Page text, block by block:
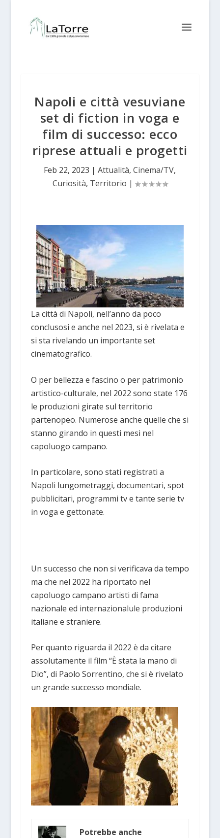
Napoli e città vesuviane
set di fiction in voga e
film di successo: ecco
riprese attuali e progetti
Feb 22, 2023 |Attualità,Cinema/TV,
Curiosità, Territorio |
La città di Napoli, nell’anno da poco
conclusosi e anche nel 2023, si è rivelata e
si sta rivelando un importante set
cinematografico.
O per bellezza e fascino o per patrimonio
artistico-culturale, nel 2022 sono state 176
le produzioni girate sul territorio
partenopeo. Numerose anche quelle che si
stanno girando in questi mesi nel
capoluogo campano.
In particolare, sono stati registrati a
Napoli lungometraggi, documentari, spot
pubblicitari, programmi tv e tante serie tv
in voga e gettonate.
Un successo che non si verificava da tempo
ma che nel 2022 ha riportato nel
capoluogo campano artisti di fama
nazionale ed internazionalule produzioni
italiane e straniere.
Per quanto riguarda il 2022 è da citare
assolutamente il film “È stata la mano di
Dio”, di Paolo Sorrentino, che si è rivelato
un grande successo mondiale.
Potrebbe anche